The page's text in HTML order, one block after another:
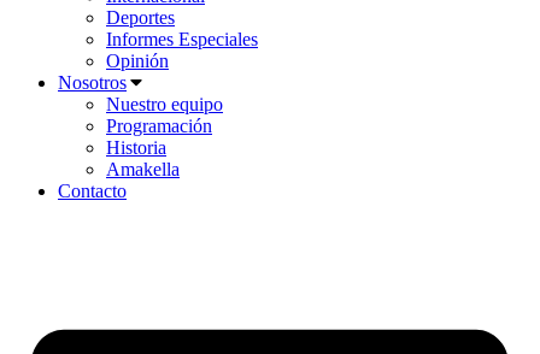
Deportes
Informes Especiales
Opinión
Nosotros
Nuestro equipo
Programación
Historia
Amakella
Contacto